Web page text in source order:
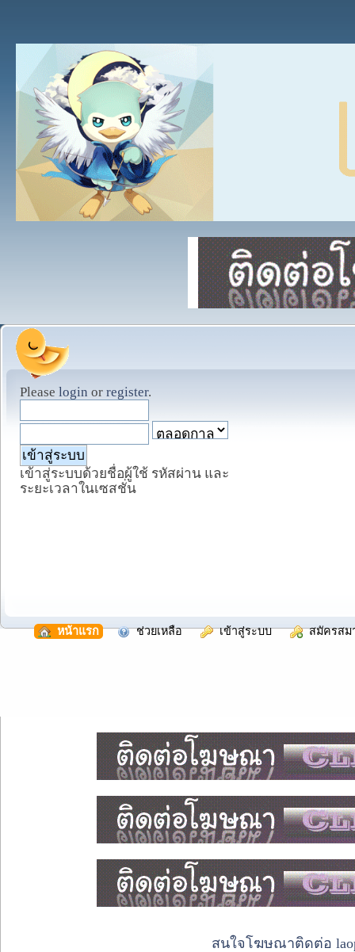
Please login or register.
เข้าสู่ระบบด้วยชื่อผู้ใช้ รหัสผ่าน และ
ระยะเวลาในเซสชั่น
หน้าแรก ช่วยเหลือ เข้าสู่ระบบ สมัครสม
สนใจโฆษณาติดต่อ